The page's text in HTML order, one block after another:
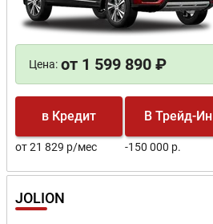
Цена: от 1 599 890 ₽
в Кредит
от 21 829 р/мес
В Трейд-Ин
-150 000 р.
JOLION